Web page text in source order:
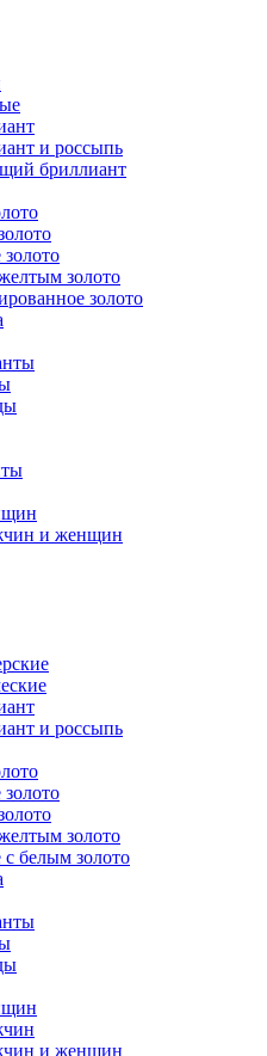
и россыпь
бриллиант
золото
золото
и женщин
и россыпь
золото
с белым золото
и женщин